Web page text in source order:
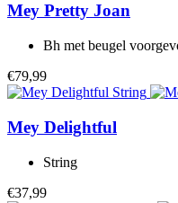
Mey Pretty Joan
Bh met beugel
€79,99
Mey Delightful
String
€37,99